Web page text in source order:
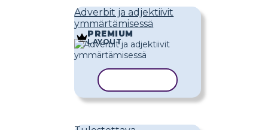
Adverbit ja adjektiivit
ymmärtämisessä
PREMIUM
LAYOUT